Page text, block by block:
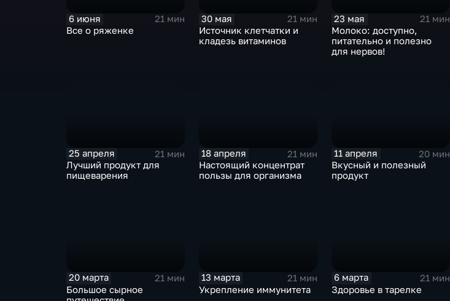
6 июня
21 мин
Все о ряженке
30 мая
21 мин
Источник клетчатки и
кладезь витаминов
23 мая
21 мин
Молоко: доступно,
питательно и полезно
для нервов!
25 апреля
21 мин
Лучший продукт для
пищеварения
18 апреля
21 мин
Настоящий концентрат
пользы для организма
11 апреля
20 мин
Вкусный и полезный
продукт
20 марта
21 мин
Большое сырное
13 марта
21 мин
Укрепление иммунитета
6 марта
21 мин
Здоровье в тарелке